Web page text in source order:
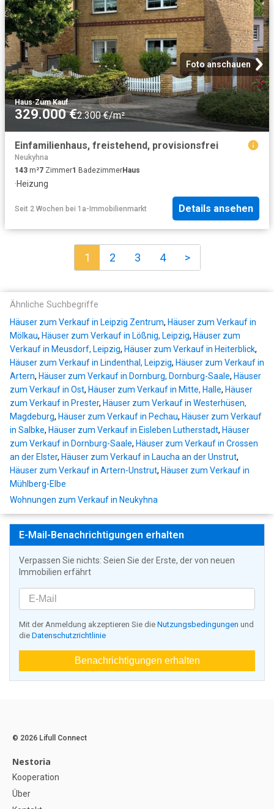
Foto anschauen
Haus·Zum Kauf
329.000 €2.300 €/m²
Einfamilienhaus, freistehend, provisionsfrei
Neukyhna
143 m²7 Zimmer1 BadezimmerHaus
·Heizung
Seit 2 Wochen bei 1a-Immobilienmarkt Details ansehen
1 2 3 4 >
Ähnliche Suchbegriffe
Häuser zum Verkauf in Leipzig Zentrum, Häuser zum Verkauf in
Mölkau, Häuser zum Verkauf in Lößnig, Leipzig, Häuser zum
Verkauf in Meusdorf, Leipzig, Häuser zum Verkauf in Heiterblick,
Häuser zum Verkauf in Lindenthal, Leipzig, Häuser zum Verkauf in
Artern, Häuser zum Verkauf in Dornburg, Dornburg-Saale, Häuser
zum Verkauf in Ost, Häuser zum Verkauf in Mitte, Halle, Häuser
zum Verkauf in Prester, Häuser zum Verkauf in Westerhüsen,
Magdeburg, Häuser zum Verkauf in Pechau, Häuser zum Verkauf
in Salbke, Häuser zum Verkauf in Eisleben Lutherstadt, Häuser
zum Verkauf in Dornburg-Saale, Häuser zum Verkauf in Crossen
an der Elster, Häuser zum Verkauf in Laucha an der Unstrut,
Häuser zum Verkauf in Artern-Unstrut, Häuser zum Verkauf in
Mühlberg-Elbe
Wohnungen zum Verkauf in Neukyhna
E-Mail-Benachrichtigungen erhalten
Verpassen Sie nichts: Seien Sie der Erste, der von neuen
Immobilien erfährt
Mit der Anmeldung akzeptieren Sie die Nutzungsbedingungen und
die Datenschutzrichtlinie
Benachrichtigungen erhalten
© 2026 Lifull Connect
Nestoria
Kooperation
Über